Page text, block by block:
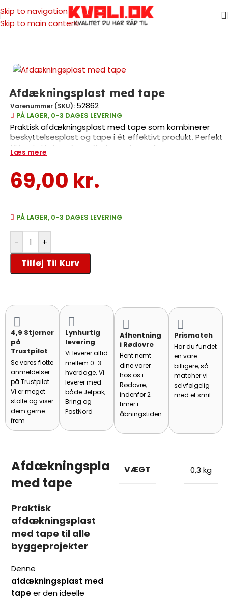
Skip to navigation
Skip to main content
Forside /Malertilbehør/Afdækning /Tape
Afdækningsplast med tape
Varenummer (SKU): 52862
PÅ LAGER, 0-3 DAGES LEVERING
Praktisk afdækningsplast med tape som kombinerer
beskyttelsesplast og tape i ét effektivt produkt. Perfekt
til beskyttelse af overflader under maling og
renoveringsprojekter. Med en vægt på kun 0,3 kg er den
gør-det-selv projekter og professionelle
håndværkeropgaver, hvor hurtig og sikker afdækning er
Læs mere
69,00 kr.
PÅ LAGER, 0-3 DAGES LEVERING
- +
Tilføj Til Kurv
4,9 Stjerner
på
Trustpilot
Se vores flotte
anmeldelser
på Trustpilot.
Vi er meget
stolte og viser
dem gerne
frem
Lynhurtig
levering
Vi leverer altid
mellem 0-3
hverdage. Vi
leverer med
både Jetpak,
Bring og
PostNord
Afhentning
i Rødovre
Hent nemt
dine varer
hos os i
Rødovre,
indenfor 2
timer i
åbningstiden
Prismatch
Har du fundet
en vare
billigere, så
matcher vi
selvfølgelig
med et smil
Afdækningsplast
med tape
Praktisk
afdækningsplast
med tape til alle
byggeprojekter
Denne
afdækningsplast med
tapeer den ideelle
VÆGT 0,3 kg